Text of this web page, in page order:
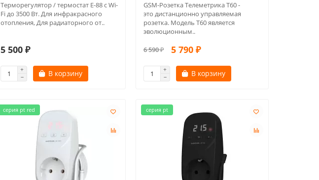
Терморегулятор / термостат Е-88 с Wi-
Fi до 3500 Вт. Для инфракрасного
отопления, Для радиаторного от..
5 500 ₽
В корзину
GSM-Розетка Телеметрика Т60 -
это дистанционно управляемая
розетка. Модель Т60 является
эволюционным..
6 590 ₽ 5 790 ₽
В корзину
серия pt red серия pt